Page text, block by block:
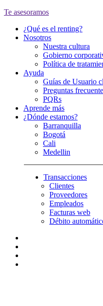
Te asesoramos
¿Qué es el renting?
Nosotros
Nuestra cultura
Gobierno
Política de
Ayuda
Guías de Usuario
Preguntas
PQRs
Aprende más
¿Dónde estamos?
Barranquilla
Bogotá
Cali
Medellin
Transacciones
Clientes
Proveedores
Empleados
Facturas web
Débito